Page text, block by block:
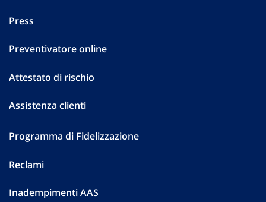
Press
Preventivatore online
Attestato di rischio
Assistenza clienti
Programma di Fidelizzazione
Reclami
Inadempimenti AAS